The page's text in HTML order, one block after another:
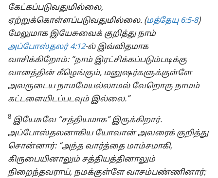
கேட்கப்படுவதுமில்லை,
ஏற்றுக்கொள்ளப்படுவதுமில்லை. (மத்தேயு 6:5-8)
மேலுமாக இயேசுவைக் குறித்து நாம்
அப்போஸ்தலர் 4:12-ல் இவ்விதமாக
வாசிக்கிறோம்: “நாம் இரட்சிக்கப்படும்படிக்கு
வானத்தின் கீழெங்கும், மனுஷர்களுக்குள்ளே
அவருடைய நாமமேயல்லாமல் வேறொரு நாமம்
கட்டளையிடப்படவும் இல்லை.”
8 இயேசுவே “சத்தியமாக” இருக்கிறார்.
அப்போஸ்தலனாகிய யோவான் அவரைக் குறித்து
சொன்னார்: “அந்த வார்த்தை மாம்சமாகி,
கிருபையினாலும் சத்தியத்தினாலும்
நிறைந்தவராய், நமக்குள்ளே வாசம்பண்ணினார்;